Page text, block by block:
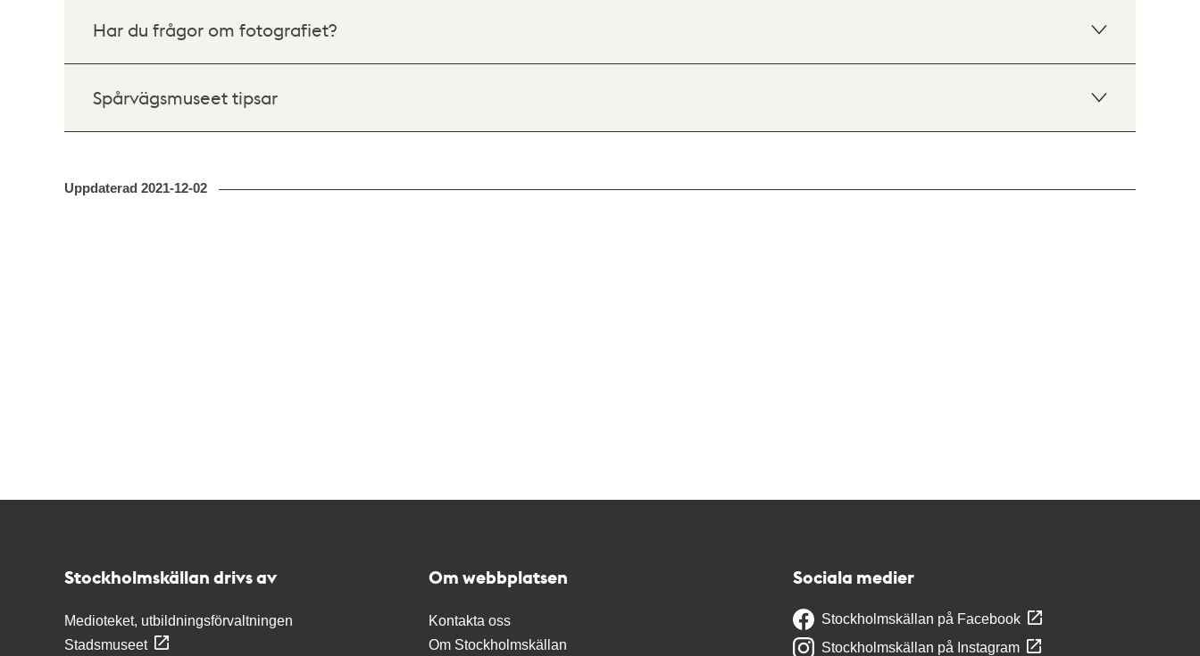
Har du frågor om fotografiet?
Spårvägsmuseet tipsar
Uppdaterad 2021-12-02
Stockholmskällan drivs av
Medioteket, utbildningsförvaltningen
Stadsmuseet
Om webbplatsen
Kontakta oss
Om Stockholmskällan
Sociala medier
Stockholmskällan på Facebook
Stockholmskällan på Instagram